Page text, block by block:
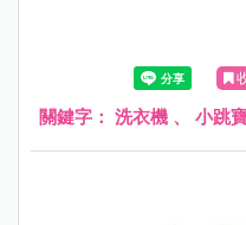
關鍵字： 洗衣機 、 小跳